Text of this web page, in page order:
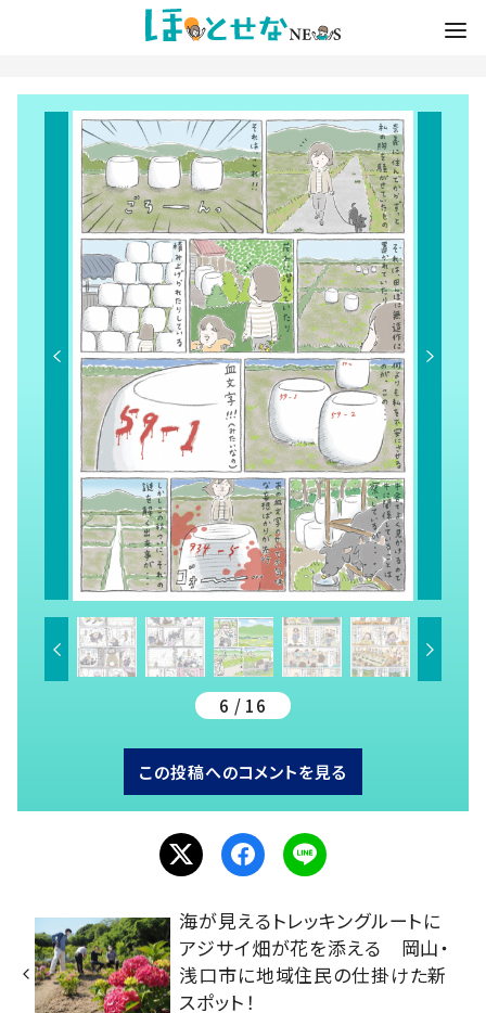
6 / 16
この投稿へのコメントを見る
海が見えるトレッキングルートに
アジサイ畑が花を添える 岡山・
浅口市に地域住民の仕掛けた新
スポット！